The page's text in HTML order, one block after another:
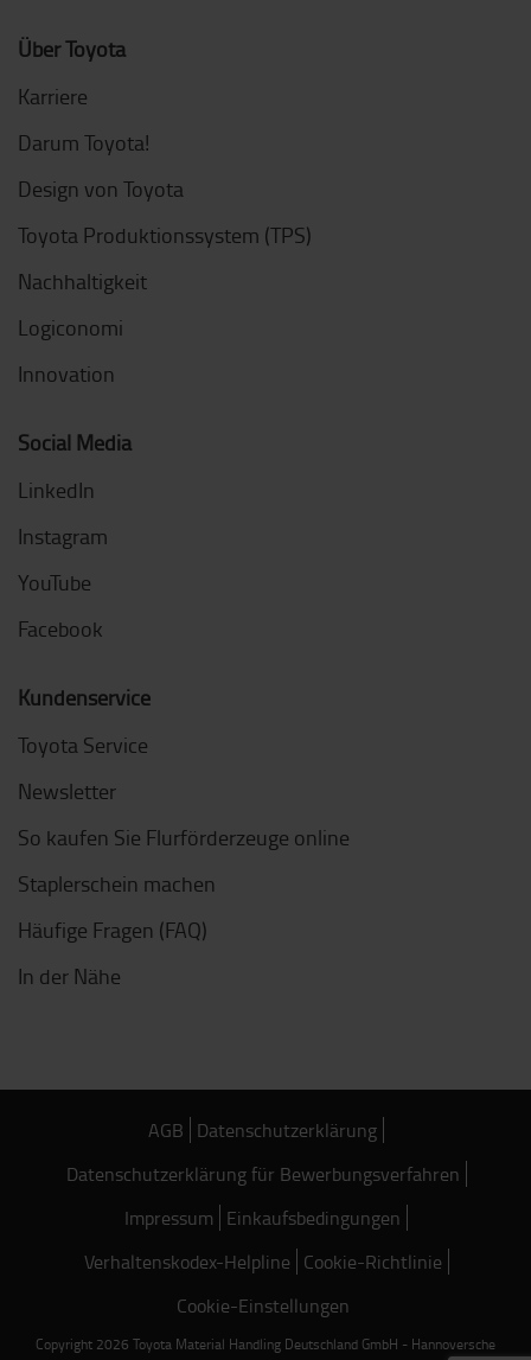
Über Toyota
Karriere
Darum Toyota!
Design von Toyota
Toyota Produktionssystem (TPS)
Nachhaltigkeit
Logiconomi
Innovation
Social Media
LinkedIn
Instagram
YouTube
Facebook
Kundenservice
Toyota Service
Newsletter
So kaufen Sie Flurförderzeuge online
Staplerschein machen
Häufige Fragen (FAQ)
In der Nähe
AGB Datenschutzerklärung
Datenschutzerklärung für Bewerbungsverfahren
Impressum Einkaufsbedingungen
Verhaltenskodex-Helpline Cookie-Richtlinie
Cookie-Einstellungen
Copyright 2026 Toyota Material Handling Deutschland GmbH - Hannoversche